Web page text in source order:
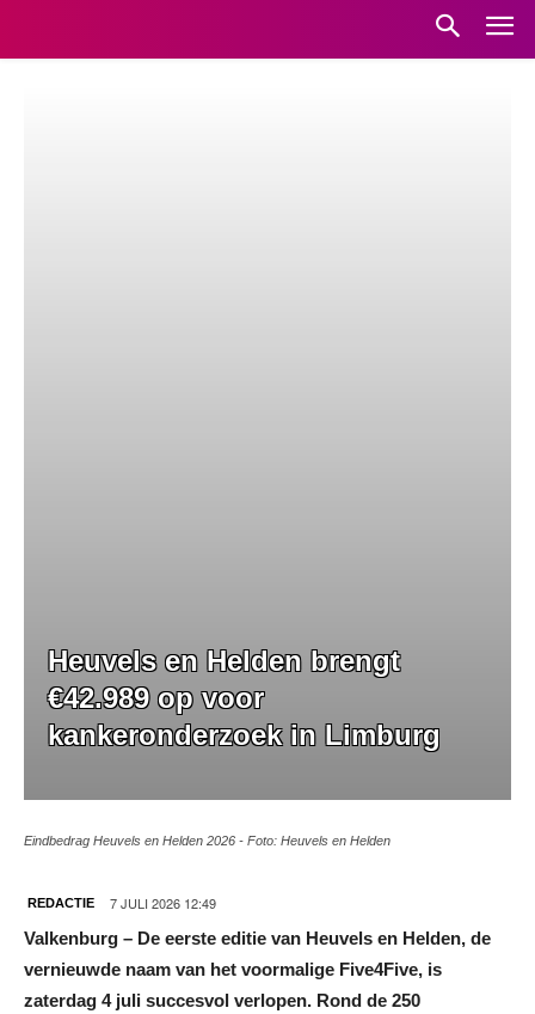
Heuvels en Helden brengt
€42.989 op voor
kankeronderzoek in Limburg
Eindbedrag Heuvels en Helden 2026 - Foto: Heuvels en Helden
REDACTIE 7 JULI 2026 12:49
Valkenburg – De eerste editie van Heuvels en Helden, de
vernieuwde naam van het voormalige Five4Five, is
zaterdag 4 juli succesvol verlopen. Rond de 250